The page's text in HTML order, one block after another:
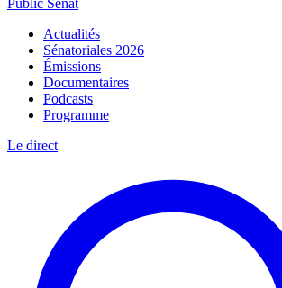
Public Sénat
Actualités
Sénatoriales 2026
Émissions
Documentaires
Podcasts
Programme
Le direct